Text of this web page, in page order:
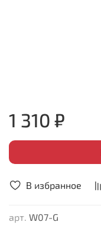
В избранное
арт. W07-G
1 310 ₽